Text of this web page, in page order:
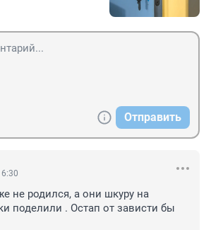
Отправить
не родился, а они шкуру на
поделили . Остап от зависти бы